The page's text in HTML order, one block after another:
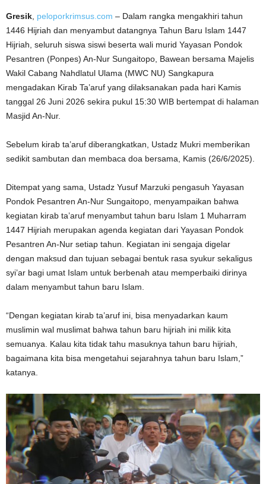
Gresik peloporkrimsus.com – Dalam rangka mengakhiri tahun
1446 Hijriah dan menyambut datangnya Tahun Baru Islam 1447
Hijriah, seluruh siswa siswi beserta wali murid Yayasan Pondok
Pesantren (Ponpes) An-Nur Sungaitopo, Bawean bersama Majelis
Wakil Cabang Nahdlatul Ulama (MWC NU) Sangkapura
mengadakan Kirab Ta’aruf yang dilaksanakan pada hari Kamis
tanggal 26 Juni 2026 sekira pukul 15:30 WIB bertempat di halaman
Masjid An-Nur.
Sebelum kirab ta’aruf diberangkatkan, Ustadz Mukri memberikan
sedikit sambutan dan membaca doa bersama, Kamis (26/6/2025).
Ditempat yang sama, Ustadz Yusuf Marzuki pengasuh Yayasan
Pondok Pesantren An-Nur Sungaitopo, menyampaikan bahwa
kegiatan kirab ta’aruf menyambut tahun baru Islam 1 Muharram
1447 Hijriah merupakan agenda kegiatan dari Yayasan Pondok
Pesantren An-Nur setiap tahun. Kegiatan ini sengaja digelar
dengan maksud dan tujuan sebagai bentuk rasa syukur sekaligus
syi’ar bagi umat Islam untuk berbenah atau memperbaiki dirinya
dalam menyambut tahun baru Islam.
“Dengan kegiatan kirab ta’aruf ini, bisa menyadarkan kaum
muslimin wal muslimat bahwa tahun baru hijriah ini milik kita
semuanya. Kalau kita tidak tahu masuknya tahun baru hijriah,
bagaimana kita bisa mengetahui sejarahnya tahun baru Islam,”
katanya.